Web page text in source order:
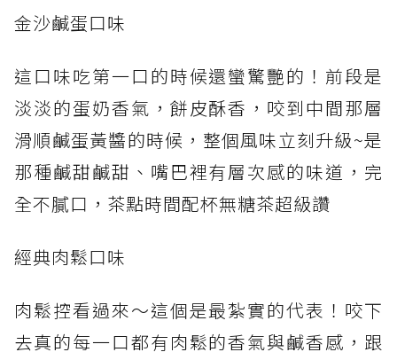
金沙鹹蛋口味
這口味吃第一口的時候還蠻驚艷的！前段是
淡淡的蛋奶香氣，餅皮酥香，咬到中間那層
滑順鹹蛋黃醬的時候，整個風味立刻升級~是
那種鹹甜鹹甜、嘴巴裡有層次感的味道，完
全不膩口，茶點時間配杯無糖茶超級讚
經典肉鬆口味
肉鬆控看過來～這個是最紮實的代表！咬下
去真的每一口都有肉鬆的香氣與鹹香感，跟